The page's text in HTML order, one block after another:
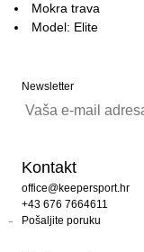
Mokra trava
Model: Elite
Newsletter
Kontakt
office@keepersport.hr
+43 676 7664611
Pošaljite poruku